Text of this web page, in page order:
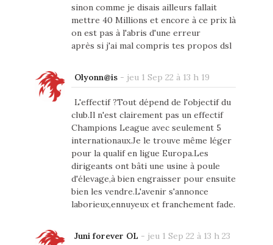
sinon comme je disais ailleurs fallait
mettre 40 Millions et encore à ce prix là
on est pas à l'abris d'une erreur
après si j'ai mal compris tes propos dsl
Olyonn@is- jeu 1 Sep 22 à 13 h 19
L'effectif ?Tout dépend de l'objectif du
club.Il n'est clairement pas un effectif
Champions League avec seulement 5
internationaux.Je le trouve même léger
pour la qualif en ligue Europa.Les
dirigeants ont bâti une usine à poule
d'élevage,à bien engraisser pour ensuite
bien les vendre.L'avenir s'annonce
laborieux,ennuyeux et franchement fade.
Juni forever OL - jeu 1 Sep 22 à 13 h 23